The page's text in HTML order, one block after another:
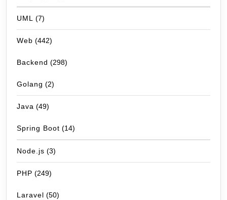
UML (7)
Web (442)
Backend (298)
Golang (2)
Java (49)
Spring Boot (14)
Node.js (3)
PHP (249)
Laravel (50)